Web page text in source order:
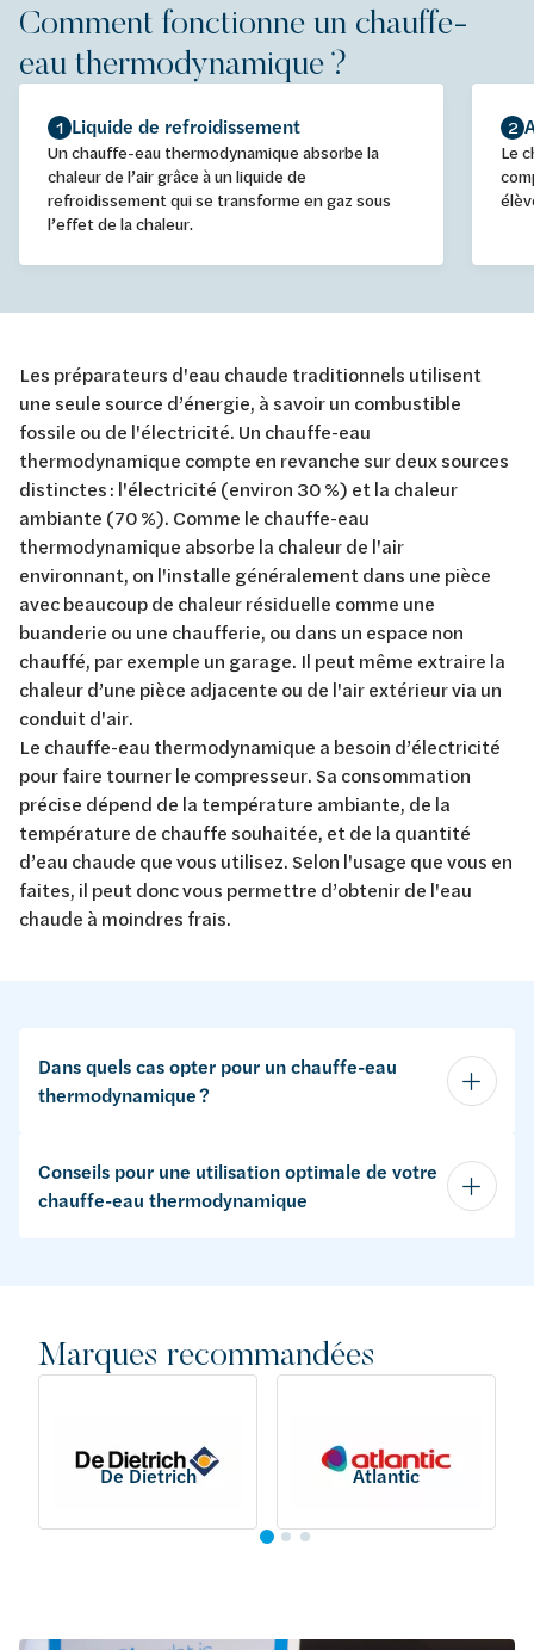
Comment fonctionne un chauffe-
eau thermodynamique ?
1 Liquide de refroidissement
Un chauffe-eau thermodynamique absorbe la
chaleur de l’air grâce à un liquide de
refroidissement qui se transforme en gaz sous
l’effet de la chaleur.
2
Le
Les préparateurs d'eau chaude traditionnels utilisent
une seule source d’énergie, à savoir un combustible
fossile ou de l'électricité. Un chauffe-eau
thermodynamique compte en revanche sur deux sources
distinctes : l'électricité (environ 30 %) et la chaleur
ambiante (70 %). Comme le chauffe-eau
thermodynamique absorbe la chaleur de l'air
environnant, on l'installe généralement dans une pièce
avec beaucoup de chaleur résiduelle comme une
buanderie ou une chaufferie, ou dans un espace non
chauffé, par exemple un garage. Il peut même extraire la
chaleur d’une pièce adjacente ou de l'air extérieur via un
conduit d'air.
Le chauffe-eau thermodynamique a besoin d’électricité
pour faire tourner le compresseur. Sa consommation
précise dépend de la température ambiante, de la
température de chauffe souhaitée, et de la quantité
d’eau chaude que vous utilisez. Selon l'usage que vous en
faites, il peut donc vous permettre d’obtenir de l'eau
chaude à moindres frais.
Dans quels cas opter pour un chauffe-eau
thermodynamique ?
Conseils pour une utilisation optimale de votre
chauffe-eau thermodynamique
Marques recommandées
De Dietrich Atlantic